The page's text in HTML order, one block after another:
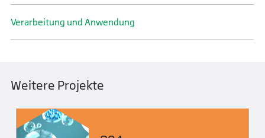
Verarbeitung und Anwendung
Weitere Projekte